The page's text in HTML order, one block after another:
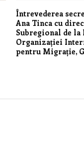
Întrevederea
Ana Tinca cu
Subregional de
Organizației
pentru Migrație,